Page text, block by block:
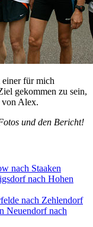
für mich
gekommen zu sein,
von Alex.
und den Bericht!
nach Staaken
nach Hohen
nach Zehlendorf
Neuendorf nach